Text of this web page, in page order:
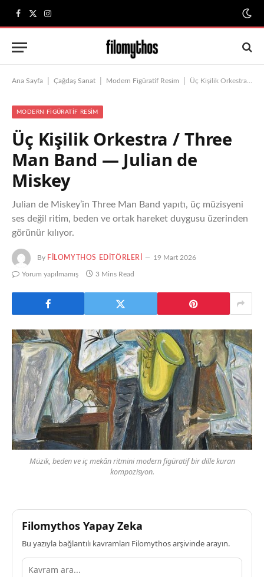
Facebook
X
(Twitter)
Instagram
Ana Sayfa Çağdaş Sanat Modern Figüratif Resim Üç Kişilik Orkestra / Three Man Band — Julian de Miskey
MODERN FIGÜRATIF RESIM
Üç Kişilik Orkestra / Three
Man Band — Julian de
Miskey
Julian de Miskey’in Three Man Band yapıtı, üç müzisyeni
ses değil ritim, beden ve ortak hareket duygusu üzerinden
görünür kılıyor.
By FILOMYTHOS EDITÖRLERI 19 Mart 2026
Yorum yapılmamış 3 Mins Read
Müzik, beden ve iç mekân ritmini modern figüratif bir dille kuran
kompozisyon.
Filomythos Yapay Zeka
Bu yazıyla bağlantılı kavramları Filomythos arşivinde arayın.